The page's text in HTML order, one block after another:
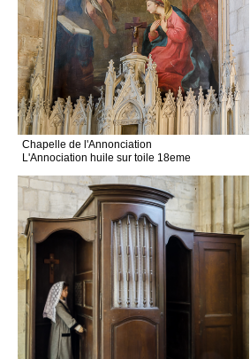
Chapelle de l'Annonciation
L'Annociation huile sur toile 18eme